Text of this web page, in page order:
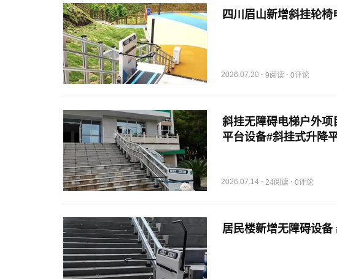
四川眉山新增斜挂轮
2026.07.20 · 9阅读 · 0评论
斜挂无障碍电梯户外
平台设备#斜挂式升降
2026.07.14 · 24阅读 · 0评论
居民楼新增无障碍设